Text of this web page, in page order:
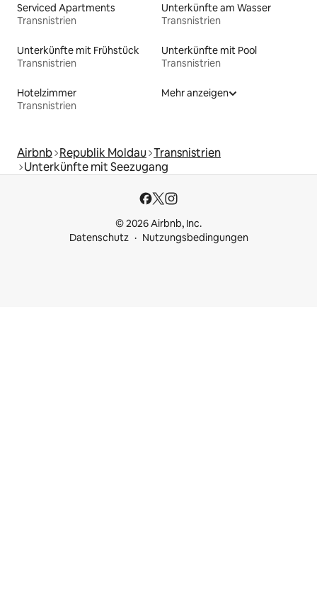
Serviced Apartments
Transnistrien
Unterkünfte am Wasser
Transnistrien
Unterkünfte mit Frühstück
Transnistrien
Unterkünfte mit Pool
Transnistrien
Hotelzimmer
Transnistrien
Mehr anzeigen
Airbnb Republik Moldau Transnistrien
Unterkünfte mit Seezugang
© 2026 Airbnb, Inc.
Datenschutz
Nutzungsbedingungen